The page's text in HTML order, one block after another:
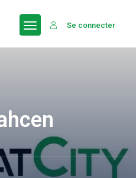
Se connecter